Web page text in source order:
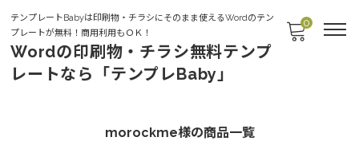
テンプレートBabyは印刷物・チラシにそのまま使えるWordのテン
プレートが無料！商用利用もＯＫ！
Wordの印刷物・チラシ無料テンプ
レートなら「テンプレBaby」
0
morockme様の商品一覧